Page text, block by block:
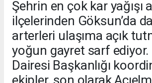
Şehrin en çok kar yağışı
ilçelerinden Göksun’da
arterleri ulaşıma açık
yoğun gayret sarf ediyor.
Dairesi Başkanlığı